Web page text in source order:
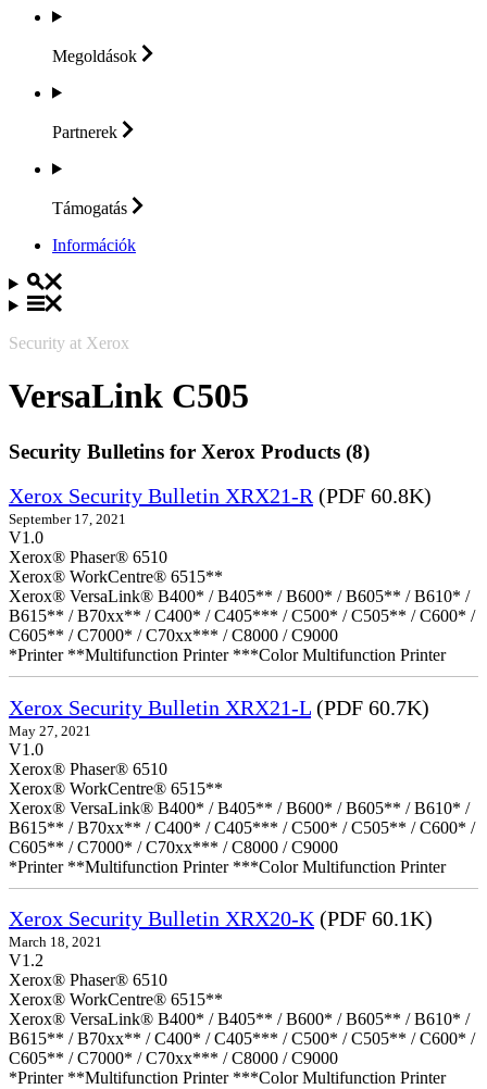
Megoldások
Partnerek
Támogatás
Információk
Security at Xerox
VersaLink C505
Security Bulletins for Xerox Products (8)
Xerox Security Bulletin XRX21-R (PDF 60.8K)
September 17, 2021
V1.0
Xerox® Phaser® 6510
Xerox® WorkCentre® 6515**
Xerox® VersaLink® B400* / B405** / B600* / B605** / B610* /
B615** / B70xx** / C400* / C405*** / C500* / C505** / C600* /
C605** / C7000* / C70xx*** / C8000 / C9000
*Printer **Multifunction Printer ***Color Multifunction Printer
Xerox Security Bulletin XRX21-L (PDF 60.7K)
May 27, 2021
V1.0
Xerox® Phaser® 6510
Xerox® WorkCentre® 6515**
Xerox® VersaLink® B400* / B405** / B600* / B605** / B610* /
B615** / B70xx** / C400* / C405*** / C500* / C505** / C600* /
C605** / C7000* / C70xx*** / C8000 / C9000
*Printer **Multifunction Printer ***Color Multifunction Printer
Xerox Security Bulletin XRX20-K(PDF 60.1K)
March 18, 2021
V1.2
Xerox® Phaser® 6510
Xerox® WorkCentre® 6515**
Xerox® VersaLink® B400* / B405** / B600* / B605** / B610* /
B615** / B70xx** / C400* / C405*** / C500* / C505** / C600* /
C605** / C7000* / C70xx*** / C8000 / C9000
*Printer **Multifunction Printer ***Color Multifunction Printer